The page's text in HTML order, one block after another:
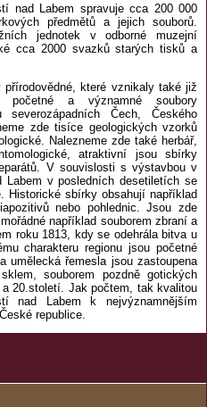
nad Labem spravuje cca 200 000
předmětů a jejich souborů.
jednotek v odborné muzejní
cca 2000 svazků starých tisků a
které vznikaly také již
a významné soubory
severozápadních Čech, Českého
zde tisíce geologických vzorků
Nalezneme zde také herbář,
atraktivní jsou sbírky
V souvislosti s výstavbou v
v posledních desetiletích se
Historické sbírky obsahují například
nebo pohlednic. Jsou zde
například souborem zbraní a
roku 1813, kdy se odehrála bitva u
charakteru regionu jsou početné
umělecká řemesla jsou zastoupena
souborem pozdně gotických
20.století. Jak počtem, tak kvalitou
nad Labem k nejvýznamnějším
republice.